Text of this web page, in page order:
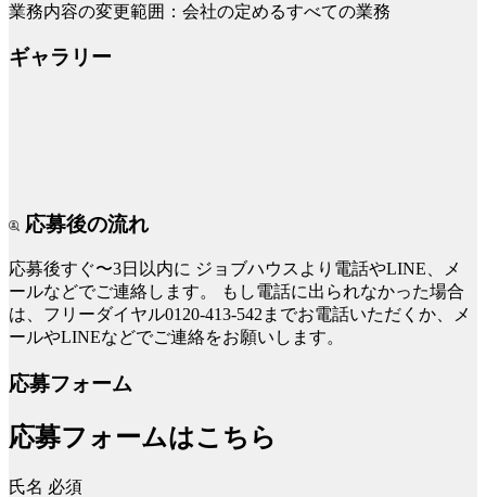
業務内容の変更範囲：会社の定めるすべての業務
ギャラリー
応募後の流れ
応募後すぐ〜3日以内に ジョブハウスより電話やLINE、メ
ールなどでご連絡します。
もし電話に出られなかった場合
は、フリーダイヤル0120-413-542までお電話いただくか、メ
ールやLINEなどでご連絡をお願いします。
応募フォーム
応募フォームはこちら
氏名 必須